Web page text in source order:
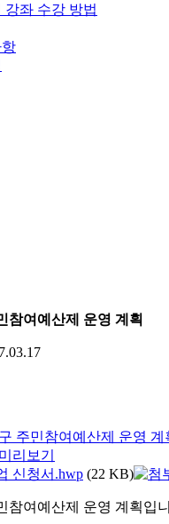
강좌 수강 방법
참여예산제 운영 계획
주민참여예산제 운영 계
신청서.hwp (22 KB)
참여예산제 운영 계획입